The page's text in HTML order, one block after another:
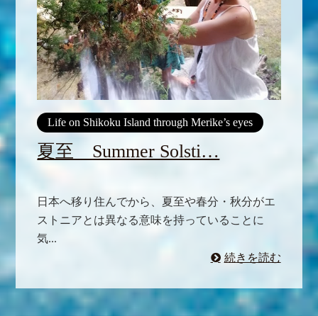
Life on Shikoku Island through Merike’s eyes
夏至 Summer Solsti…
日本へ移り住んでから、夏至や春分・秋分がエ
ストニアとは異なる意味を持っていることに
気...
続きを読む